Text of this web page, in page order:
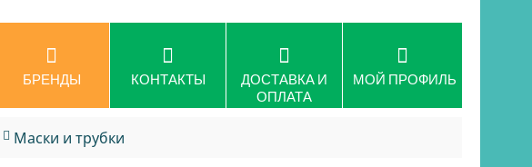
БРЕНДЫ КОНТАКТЫ
ДОСТАВКА И
ОПЛАТА
МОЙ ПРОФИЛЬ
Маски и трубки